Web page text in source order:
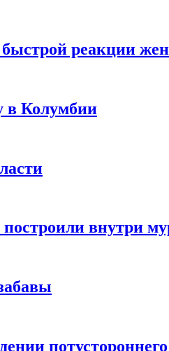
быстрой реакции
в Колумбии
внутри